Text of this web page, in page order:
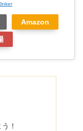
Amazon
！